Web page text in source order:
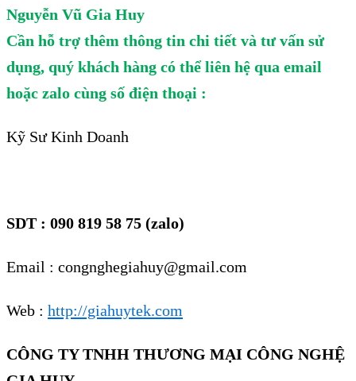
Nguyễn Vũ Gia Huy
Cần hỗ trợ thêm thông tin chi tiết và tư vấn sử
dụng, quý khách hàng có thể liên hệ qua email
hoặc zalo cùng số điện thoại :
Kỹ Sư Kinh Doanh
SDT : 090 819 58 75 (zalo)
Email : congnghegiahuy@gmail.com
Web : http://giahuytek.com
CÔNG TY TNHH THƯƠNG MẠI CÔNG NGHỆ